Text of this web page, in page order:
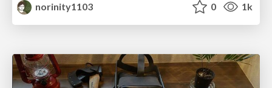
norinity1103
0 1k